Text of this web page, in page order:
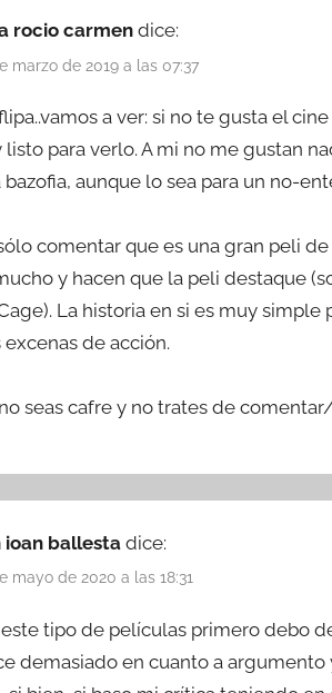
rocio carmen dice:
marzo de 2019 a las 07:37
a ver: si no te gusta el
listo para verlo. A mi no me gustan
bazofia, aunque lo sea para un no-
comentar que es una gran peli
y hacen que la peli destaque
La historia en si es muy
de acción.
seas cafre y no trates de
ioan ballesta dice:
mayo de 2020 a las 18:31
tipo de películas primero debo
demasiado en cuanto a